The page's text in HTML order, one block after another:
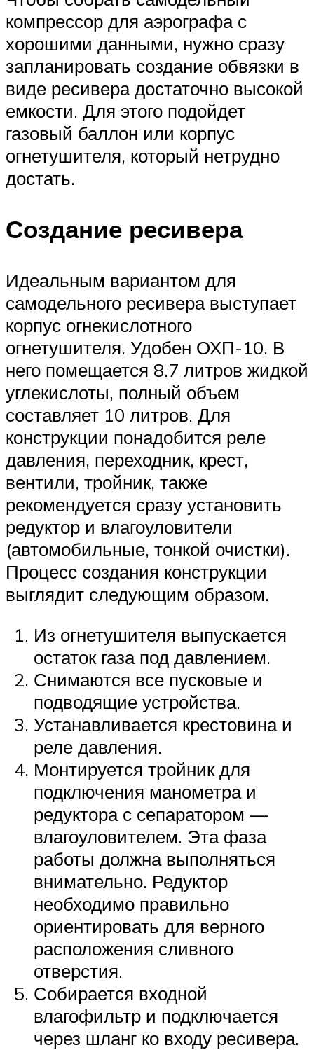
компрессор для аэрографа с
хорошими данными, нужно сразу
запланировать создание обвязки в
виде ресивера достаточно высокой
емкости. Для этого подойдет
газовый баллон или корпус
огнетушителя, который нетрудно
достать.
Создание ресивера
Идеальным вариантом для
самодельного ресивера выступает
корпус огнекислотного
огнетушителя. Удобен ОХП-10. В
него помещается 8.7 литров жидкой
углекислоты, полный объем
составляет 10 литров. Для
конструкции понадобится реле
давления, переходник, крест,
вентили, тройник, также
рекомендуется сразу установить
редуктор и влагоуловители
(автомобильные, тонкой очистки).
Процесс создания конструкции
выглядит следующим образом.
Из огнетушителя выпускается
остаток газа под давлением.
Снимаются все пусковые и
подводящие устройства.
Устанавливается крестовина и
реле давления.
Монтируется тройник для
подключения манометра и
редуктора с сепаратором —
влагоуловителем. Эта фаза
работы должна выполняться
внимательно. Редуктор
необходимо правильно
ориентировать для верного
расположения сливного
отверстия.
Собирается входной
влагофильтр и подключается
через шланг ко входу ресивера.